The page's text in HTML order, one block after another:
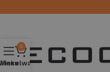
Menu
0